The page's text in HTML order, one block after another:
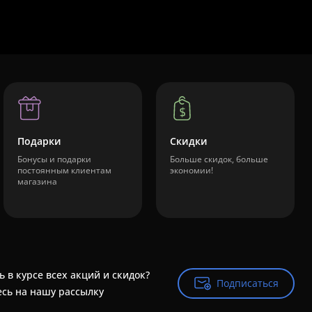
Подарки
Бонусы и подарки
постоянным клиентам
магазина
Скидки
Больше скидок, больше
экономии!
в курсе всех акций и скидок?
на нашу рассылку
Подписаться
Подписаться